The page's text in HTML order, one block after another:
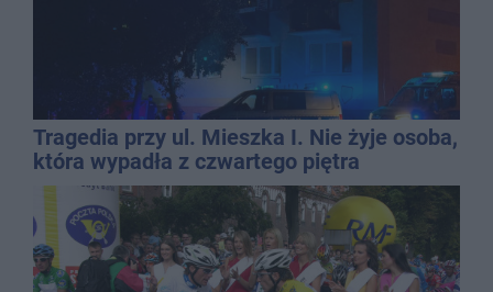
Tragedia przy ul. Mieszka I. Nie żyje osoba,
która wypadła z czwartego piętra